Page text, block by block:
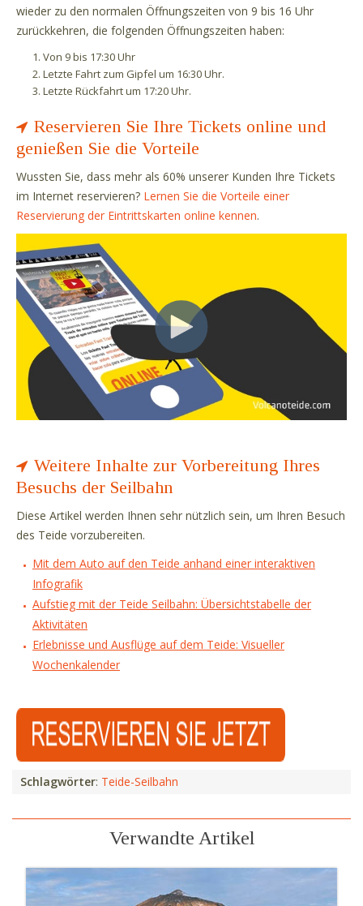
wieder zu den normalen Öffnungszeiten von 9 bis 16 Uhr
zurückkehren, die folgenden Öffnungszeiten haben:
Von 9 bis 17:30 Uhr
Letzte Fahrt zum Gipfel um 16:30 Uhr.
Letzte Rückfahrt um 17:20 Uhr.
Reservieren Sie Ihre Tickets online und
genießen Sie die Vorteile
Wussten Sie, dass mehr als 60% unserer Kunden Ihre Tickets
im Internet reservieren? Lernen Sie die Vorteile einer
Reservierung der Eintrittskarten online kennen.
Weitere Inhalte zur Vorbereitung Ihres
Besuchs der Seilbahn
Diese Artikel werden Ihnen sehr nützlich sein, um Ihren Besuch
des Teide vorzubereiten.
Mit dem Auto auf den Teide anhand einer interaktiven
Infografik
Aufstieg mit der Teide Seilbahn: Übersichtstabelle der
Aktivitäten
Erlebnisse und Ausflüge auf dem Teide: Visueller
Wochenkalender
Schlagwörter: Teide-Seilbahn
Verwandte Artikel